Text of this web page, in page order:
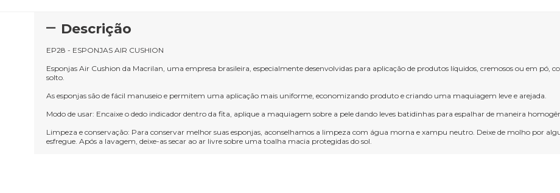
Descrição
EP28 - ESPONJAS AIR CUSHION
Esponjas Air Cushion da Macrilan, uma empresa brasileira, especialmente desenvolvidas para aplicação de produtos líquidos, cremosos ou em pó,
solto.
As esponjas são de fácil manuseio e permitem uma aplicação mais uniforme, economizando produto e criando uma maquiagem leve e arejada.
Modo de usar: Encaixe o dedo indicador dentro da fita, aplique a maquiagem sobre a pele dando leves batidinhas para espalhar de maneira
Limpeza e conservação: Para conservar melhor suas esponjas, aconselhamos a limpeza com água morna e xampu neutro. Deixe de molho por
esfregue. Após a lavagem, deixe-as secar ao ar livre sobre uma toalha macia protegidas do sol.